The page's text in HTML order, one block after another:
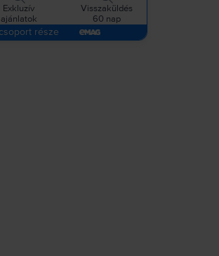
Exkluzív
ajánlatok
Visszaküldés
60 nap
része